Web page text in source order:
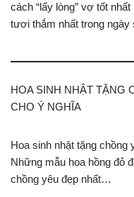
cách “lấy lòng” vợ tốt
tươi thắm nhất trong ngày
HOA SINH NHẬT TẶNG
CHO Ý NGHĨA
Hoa sinh nhật tặng chồng
Những mẫu hoa hồng đỏ
chồng yêu đẹp nhất…